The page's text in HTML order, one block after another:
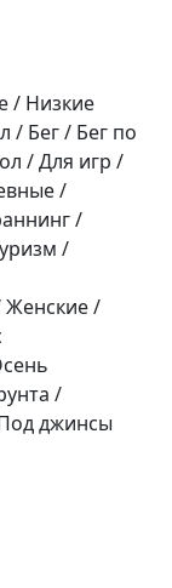
/ Низкие
/ Бег / Бег по
/ Для игр /
/
/
/
Женские /
/
джинсы